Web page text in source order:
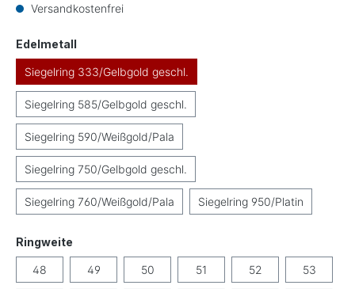
Versandkostenfrei
Edelmetall
Siegelring 333/Gelbgold geschl.
Siegelring 585/Gelbgold geschl.
Siegelring 590/Weißgold/Pala
Siegelring 750/Gelbgold geschl.
Siegelring 760/Weißgold/Pala Siegelring 950/Platin
Ringweite
48 49 50 51 52 53